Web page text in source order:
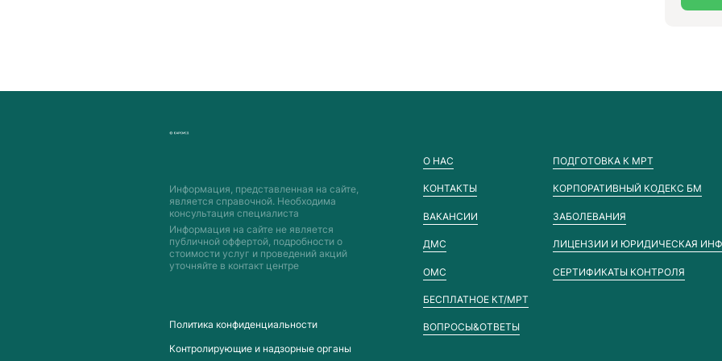
Информация, представленная на сайте,
является справочной. Необходима
консультация специалиста
Информация на сайте не является
публичной оффертой, подробности о
стоимости услуг и проведений акций
уточняйте в контакт центре
Пoлитика конфиденциальности
Контролирующие и надзорные органы
О НАС
КОНТАКТЫ
ВАКАНСИИ
ДМС
ОМС
БЕСПЛАТНОЕ КТ/МРТ
ВОПРОСЫ&ОТВЕТЫ
ПОДГОТОВКА К МРТ
КОРПОРАТИВНЫЙ КОДЕКС БМ
ЗАБОЛЕВАНИЯ
ЛИЦЕНЗИИ И ЮРИДИЧЕСКАЯ
СЕРТИФИКАТЫ КОНТРОЛЯ